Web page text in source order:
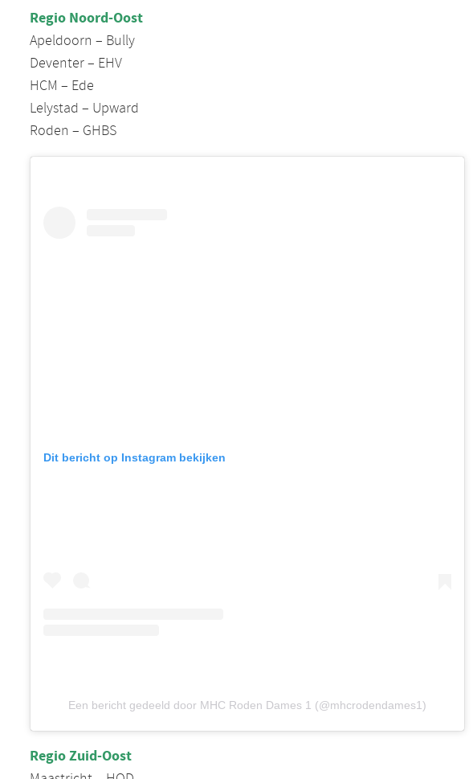
Regio Noord-Oost
Apeldoorn – Bully
Deventer – EHV
HCM – Ede
Lelystad – Upward
Roden – GHBS
Dit bericht op Instagram bekijken
Een bericht gedeeld door MHC Roden Dames 1 (@mhcrodendames1)
Regio Zuid-Oost